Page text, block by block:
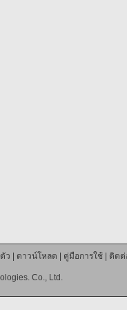
ว ดาวน์โหลด คู่มือการใช้| ติดต่
Co., Ltd.